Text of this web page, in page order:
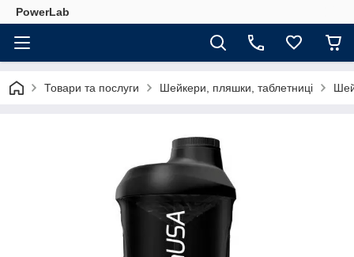
PowerLab
Товари та послуги Шейкери, пляшки, таблетниці